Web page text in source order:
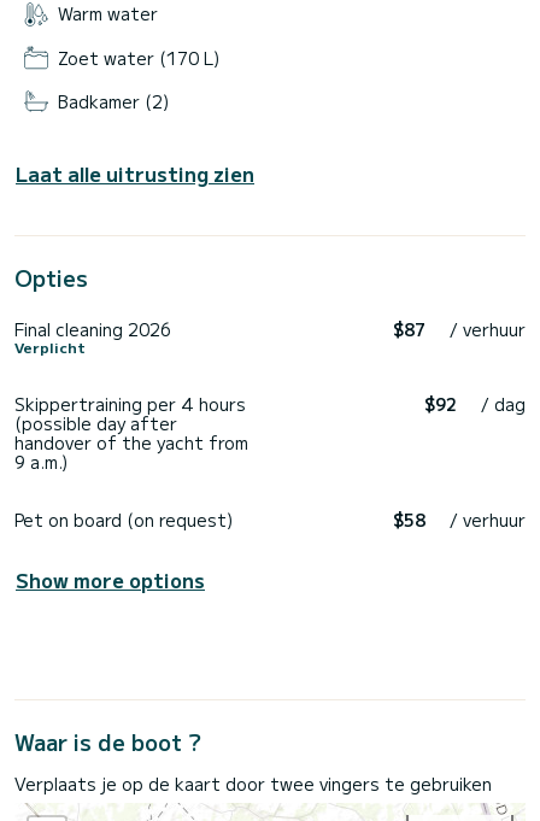
Warm water
Zoet water (170 L)
Badkamer (2)
Laat alle uitrusting zien
Opties
Final cleaning 2026
Verplicht
$87 / verhuur
Skippertraining per 4 hours
(possible day after
handover of the yacht from
9 a.m.)
$92 / dag
Pet on board (on request) $58 / verhuur
Show more options
Waar is de boot ?
Verplaats je op de kaart door twee vingers te gebruiken